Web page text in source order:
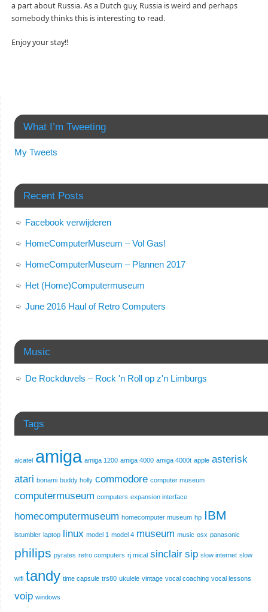
a part about Russia. As a Dutch guy, Russia is weird and perhaps
somebody thinks this is interesting to read.
Enjoy your stay!!
What I’m Tweeting
My Tweets
Recent Posts
Facebook verwijderen
HomeComputerMuseum – Vol Gas!
HomeComputerMuseum – Plannen 2017
Het (Home)Computermuseum
June 2016 Haul of Retro Computers
Music
De Rockduvels – Rock 'n Roll op z'n Limburgs
Tags
alcatel amiga amiga 1200 amiga 4000 amiga 4000t apple asterisk
atari bonami buddy holly commodore computer museum
computermuseum computers expansion interface
homecomputermuseum homecomputer museum hp IBM
istumbler laptop linux model 1 model 4 museum music osx panasonic
philips pyrates retro computers rj mical sinclair sip slow internet slow
wifi tandy time capsule trs80 ukulele vintage vocal coaching vocal lessons
voip windows